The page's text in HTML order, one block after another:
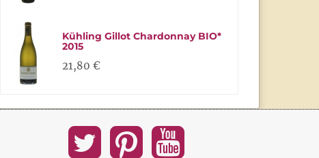
Kühling Gillot Chardonnay BIO*
2015
21,80 €